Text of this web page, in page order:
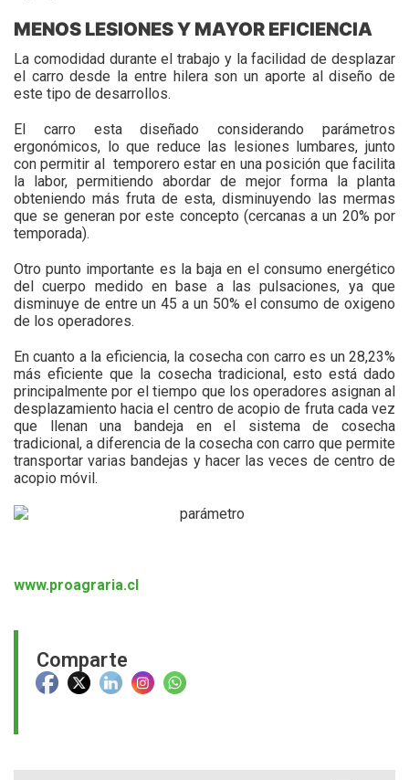
Comparte
MENOS LESIONES Y MAYOR EFICIENCIA
La comodidad durante el trabajo y la facilidad de desplazar
el carro desde la entre hilera son un aporte al diseño de
este tipo de desarrollos.
El carro esta diseñado considerando parámetros
ergonómicos, lo que reduce las lesiones lumbares, junto
con permitir al temporero estar en una posición que facilita
la labor, permitiendo abordar de mejor forma la planta
obteniendo más fruta de esta, disminuyendo las mermas
que se generan por este concepto (cercanas a un 20% por
temporada).
Otro punto importante es la baja en el consumo energético
del cuerpo medido en base a las pulsaciones, ya que
disminuye de entre un 45 a un 50% el consumo de oxigeno
de los operadores.
En cuanto a la eficiencia, la cosecha con carro es un 28,23%
más eficiente que la cosecha tradicional, esto está dado
principalmente por el tiempo que los operadores asignan al
desplazamiento hacia el centro de acopio de fruta cada vez
que llenan una bandeja en el sistema de cosecha
tradicional, a diferencia de la cosecha con carro que permite
transportar varias bandejas y hacer las veces de centro de
acopio móvil.
www.proagraria.cl